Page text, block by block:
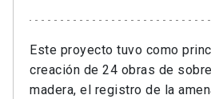
Este proyecto tuvo como
creación de 24 obras de
madera, el registro de la